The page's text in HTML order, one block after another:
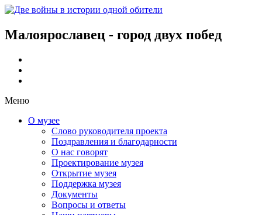
Малоярославец - город двух побед
Меню
О музее
Слово руководителя проекта
Поздравления и благодарности
О нас говорят
Проектирование музея
Открытие музея
Поддержка музея
Документы
Вопросы и ответы